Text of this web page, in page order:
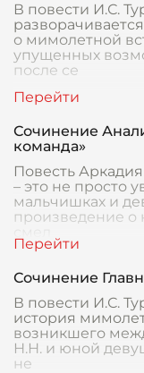
В повести И.С.
о мимолетной
упущенных
после се
Сочинение
команда»
Повесть
– это не просто
мальчишках и
произведение о
Сочинение
В повести И.С.
история
возникшего
Н.Н. и юной
не